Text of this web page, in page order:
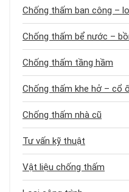
Chống thấm ban công –
Chống thấm bể nước –
Chống thấm tầng hầm
Chống thấm khe hở – cổ
Chống thấm nhà cũ
Tư vấn kỹ thuật
Vật liệu chống thấm